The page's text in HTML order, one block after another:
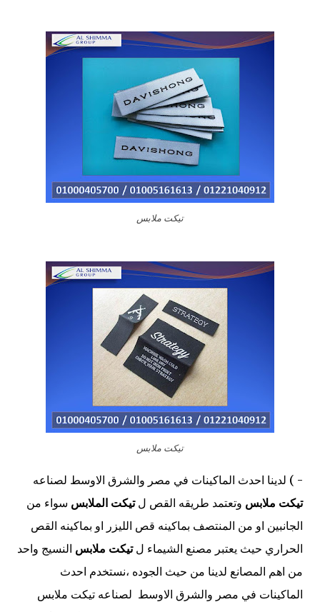
تيكت ملابس
تيكت ملابس
- ) لدينا احدث الماكينات في مصر والشرق الاوسط لصناعه
تيكت ملابس وتعتمد طريقه القص لتيكت الملابس سواء من
الجانبين او من المنتصف بماكينه قص الليزر او بماكينه القص
الحراري حيث يعتبر مصنع الشيماء لتيكت ملابس النسيج واحد
من اهم المصانع لدينا من حيث الجوده ،نستخدم احدث
الماكينات في مصر والشرق الاوسط لصناعه تيكت ملابس